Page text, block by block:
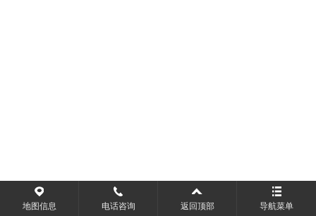
地图信息 电话咨询 返回顶部 导航菜单